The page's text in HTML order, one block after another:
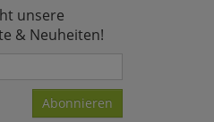
unsere
& Neuheiten!
Abonnieren